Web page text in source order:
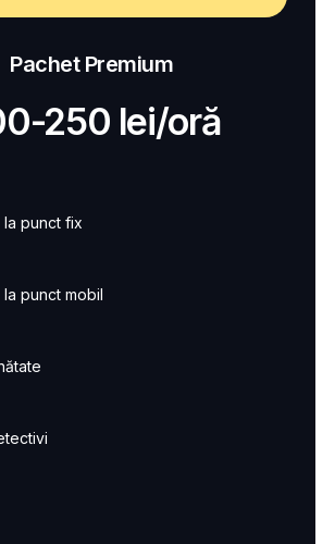
Pachet Premium
250 lei/oră
punct fix
punct mobil